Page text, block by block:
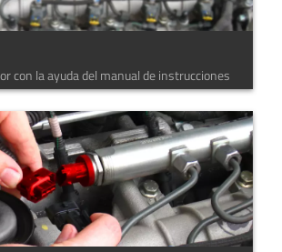
con la ayuda del manual de instrucciones